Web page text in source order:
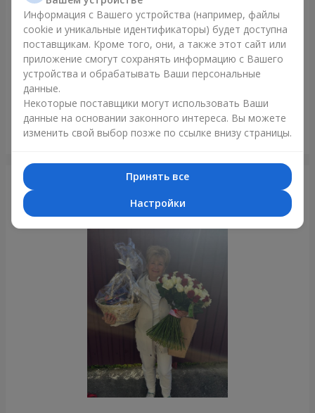
Букет "Лесная Нимфа"
Фотогалерея
Информация с Вашего устройства (например, файлы
cookie и уникальные идентификаторы) будет доступна
поставщикам. Кроме того, они, а также этот сайт или
приложение смогут сохранять информацию с Вашего
устройства и обрабатывать Ваши персональные
данные.
Некоторые поставщики могут использовать Ваши
данные на основании законного интереса. Вы можете
изменить свой выбор позже по ссылке внизу страницы.
Принять все
Настройки